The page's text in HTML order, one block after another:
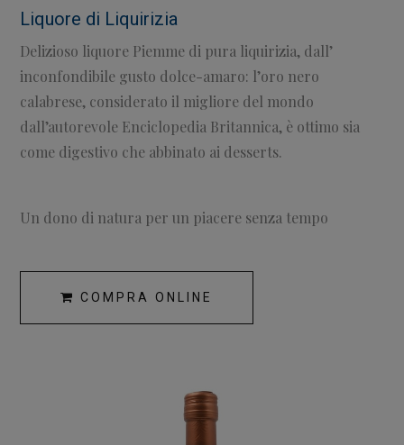
Liquore di Liquirizia
Delizioso liquore Piemme di pura liquirizia, dall’
inconfondibile gusto dolce-amaro: l’oro nero
calabrese, considerato il migliore del mondo
dall’autorevole Enciclopedia Britannica, è ottimo sia
come digestivo che abbinato ai desserts.
Un dono di natura per un piacere senza tempo
COMPRA ONLINE